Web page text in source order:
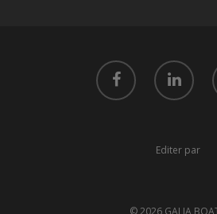
Editer par
© 2026 GALIA